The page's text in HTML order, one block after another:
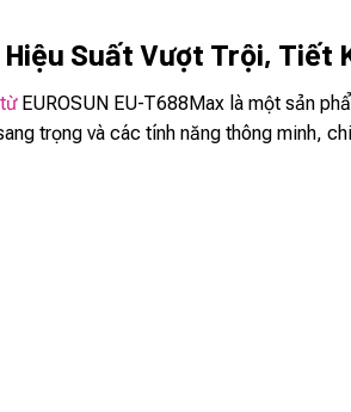
Hiệu Suất Vượt Trội, Tiết
EUROSUN EU-T688Max là một sản
trọng và các tính năng thông minh,